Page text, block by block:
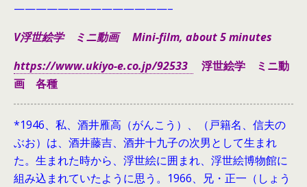
——————————————–
V浮世絵学 ミニ動画 Mini-film, about 5 minutes
https://www.ukiyo-e.co.jp/92533
浮世絵学 ミニ動
画 各種
*1946、 私、酒井雁高（がんこう）、（戸籍名、信夫の
ぶお）は、酒井藤吉、酒井十九子の次男として生まれ
た。生まれた時から、浮世絵に囲まれ、浮世絵博物館に
組み込まれていたように思う。1966、兄・正一（しょう